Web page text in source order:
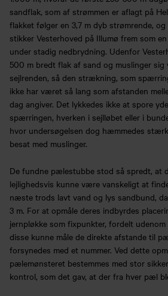
sandflak, som af strømmen er aflagt på
flakket følger en 3,7 m dyb strømrende,
stikker Vesterhoved på Illumø frem som
under stadig nedbrydning. Udenfor
500 m bredt flak af sand og muslinger
sejlrenden, så den strækning, som
ikke har været så lang som afstanden
dag angiver. Det lykkedes ikke at spore
spærringen, hverken i sejlløbet eller i
hvor undersøgelsen dog hæmmedes
besat med muslinger.
De fundne pælestubbe stod så spredt, at
lejlighedsvis kunne være vanskeligt at
næste trods lavt vand og lys sandbund,
3 m. For at opmåle deres indbyrdes
jernpløkke som fixpunkter, fordelt
disse kunne måle de direkte afstande til
forsynedes med et nummer. Ved dette
pælemønsteret bestemmes med stor
kontrol, som det gav, at der fra hver pæl